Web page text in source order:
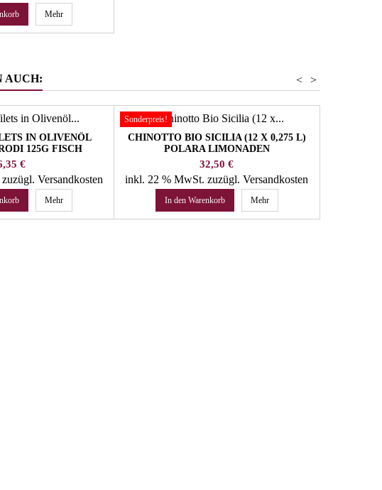
Mehr
AUCH: >
<
IN OLIVENÖL
125G FISCH
€
zuzügl. Versandkosten
Mehr
Sonderpreis!
CHINOTTO BIO SICILIA (12 X 0,275 L)
POLARA LIMONADEN
Preis
32,50 €
inkl. 22 % MwSt.zuzügl. Versandkosten
In den Warenkorb Mehr